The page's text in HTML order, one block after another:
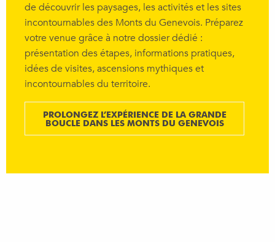
de découvrir les paysages, les activités et les sites
incontournables des Monts du Genevois. Préparez
votre venue grâce à notre dossier dédié :
présentation des étapes, informations pratiques,
idées de visites, ascensions mythiques et
incontournables du territoire.
PROLONGEZ L’EXPÉRIENCE DE LA GRANDE
BOUCLE DANS LES MONTS DU GENEVOIS